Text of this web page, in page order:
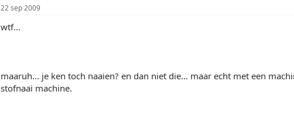
22 sep 2009
wtf...
maaruh... je ken toch naaien? en dan niet die... maar echt met een
stofnaai machine.